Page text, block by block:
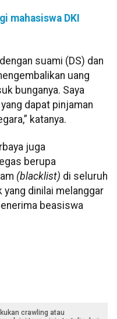
mahasiswa DKI
suami (DS) dan
uang
bunganya. Saya
dapat pinjaman
katanya.
juga
berupa
(blacklist) di seluruh
dinilai melanggar
beasiswa
crawling atau